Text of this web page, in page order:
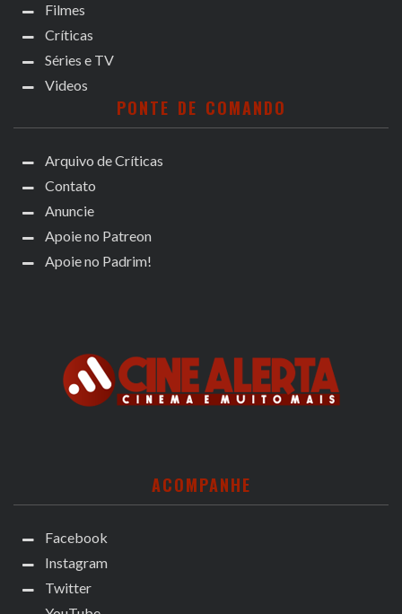
Filmes
Críticas
Séries e TV
Videos
PONTE DE COMANDO
Arquivo de Críticas
Contato
Anuncie
Apoie no Patreon
Apoie no Padrim!
ACOMPANHE
Facebook
Instagram
Twitter